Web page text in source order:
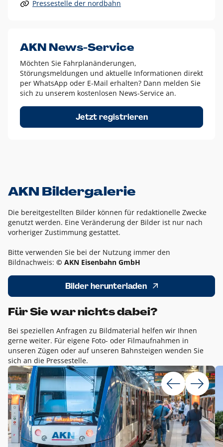
Alle anderen Logo-Varianten dürfen nur in Ausnahmefällen
Diese Ausnahmen sind zum Beispiel:
dem AKN Blau,
weißes Logo auf Fotohintergründen,
schwarzes Logo für reine Schwarz-Weiß-Umsetzungen
Um das Logo herum muss ein Schutzraum von jeweils einer
Höhe bzw. Breite des N aus AKN in alle Richtungen
Pressestelle der nordbahn
AKN News-Service
Möchten Sie Fahrplanänderungen,
Störungsmeldungen und aktuelle Informationen direkt
per WhatsApp oder E-Mail erhalten? Dann melden Sie
sich zu unserem kostenlosen News-Service an.
Jetzt registrieren
AKN Bildergalerie
Die bereitgestellten Bilder können für redaktionelle Zwecke
genutzt werden. Eine Veränderung der Bilder ist nur nach
vorheriger Zustimmung gestattet.
Bitte verwenden Sie bei der Nutzung immer den
Bildnachweis: © AKN Eisenbahn GmbH
Bilder herunterladen
Für Sie war nichts dabei?
Bei speziellen Anfragen zu Bildmaterial helfen wir Ihnen
gerne weiter. Für eigene Foto- oder Filmaufnahmen in
unseren Zügen oder auf unseren Bahnsteigen wenden Sie
sich an die Pressestelle.